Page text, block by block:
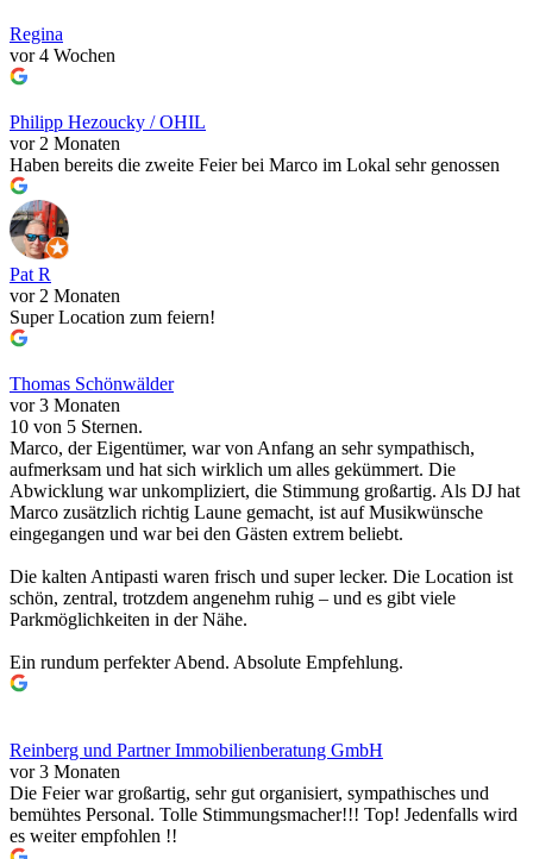
Regina
vor 4 Wochen
Philipp Hezoucky / OHIL
vor 2 Monaten
Haben bereits die zweite Feier bei Marco im Lokal sehr genossen
Pat R
vor 2 Monaten
Super Location zum feiern!
Thomas Schönwälder
vor 3 Monaten
10 von 5 Sternen.
Marco, der Eigentümer, war von Anfang an sehr sympathisch,
aufmerksam und hat sich wirklich um alles gekümmert. Die
Abwicklung war unkompliziert, die Stimmung großartig. Als DJ hat
Marco zusätzlich richtig Laune gemacht, ist auf Musikwünsche
eingegangen und war bei den Gästen extrem beliebt.
Die kalten Antipasti waren frisch und super lecker. Die Location ist
schön, zentral, trotzdem angenehm ruhig – und es gibt viele
Parkmöglichkeiten in der Nähe.
Ein rundum perfekter Abend. Absolute Empfehlung.
Reinberg und Partner Immobilienberatung GmbH
vor 3 Monaten
Die Feier war großartig, sehr gut organisiert, sympathisches und
bemühtes Personal. Tolle Stimmungsmacher!!! Top! Jedenfalls wird
es weiter empfohlen !!